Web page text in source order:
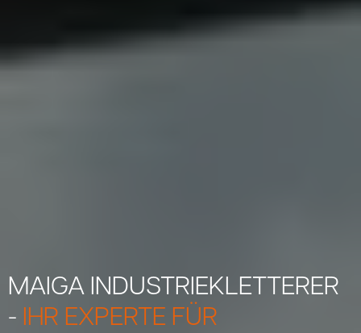
MAIGA INDUSTRIEKLETTERER
- IHR EXPERTE FÜR